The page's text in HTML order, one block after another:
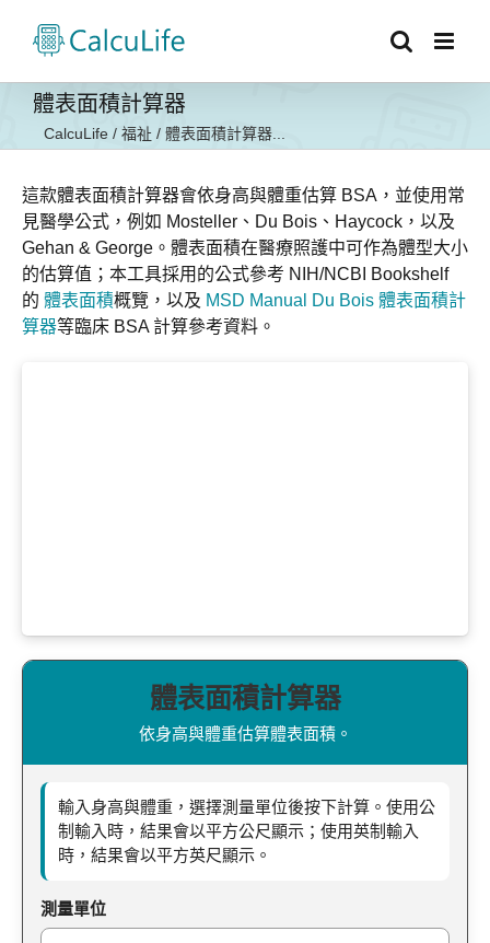
體表面積計算器
CalcuLife / 福祉 / 體表面積計算器...
這款體表面積計算器會依身高與體重估算 BSA，並使用常
見醫學公式，例如 Mosteller、Du Bois、Haycock，以及
Gehan & George。體表面積在醫療照護中可作為體型大小
的估算值；本工具採用的公式參考 NIH/NCBI Bookshelf
的 體表面積概覽，以及 MSD Manual Du Bois 體表面積計
算器等臨床 BSA 計算參考資料。
體表面積計算器
依身高與體重估算體表面積。
輸入身高與體重，選擇測量單位後按下計算。使用公
制輸入時，結果會以平方公尺顯示；使用英制輸入
時，結果會以平方英尺顯示。
測量單位